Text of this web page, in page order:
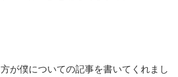
が僕についての記事を書いてくれまし